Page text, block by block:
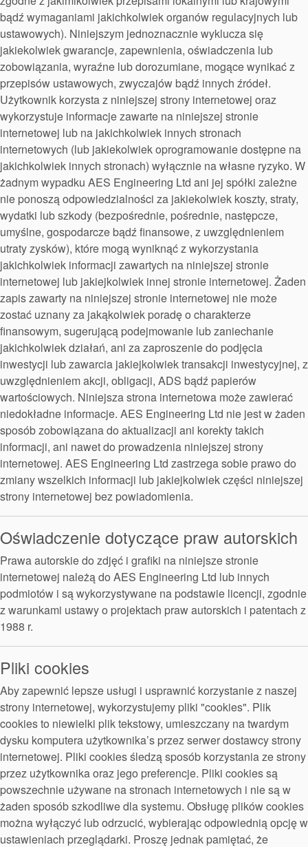
Certyfikaty i standardy
Kontakt
Lokalizacje
Artykuły
Zrównoważonego Rozwoju
Akademia
broszury produktów
bądź wymaganiami jakichkolwiek organów regulacyjnych lub
ustawowych). Niniejszym jednoznacznie wyklucza się
jakiekolwiek gwarancje, zapewnienia, oświadczenia lub
zobowiązania, wyraźne lub dorozumiane, mogące wynikać z
przepisów ustawowych, zwyczajów bądź innych źródeł.
Użytkownik korzysta z niniejszej strony internetowej oraz
wykorzystuje informacje zawarte na niniejszej stronie
internetowej lub na jakichkolwiek innych stronach
internetowych (lub jakiekolwiek oprogramowanie dostępne na
jakichkolwiek innych stronach) wyłącznie na własne ryzyko. W
żadnym wypadku AES Engineering Ltd ani jej spółki zależne
nie ponoszą odpowiedzialności za jakiekolwiek koszty, straty,
wydatki lub szkody (bezpośrednie, pośrednie, następcze,
umyślne, gospodarcze bądź finansowe, z uwzględnieniem
utraty zysków), które mogą wyniknąć z wykorzystania
jakichkolwiek informacji zawartych na niniejszej stronie
internetowej lub jakiejkolwiek innej stronie internetowej. Żaden
zapis zawarty na niniejszej stronie internetowej nie może
zostać uznany za jakąkolwiek poradę o charakterze
finansowym, sugerującą podejmowanie lub zaniechanie
jakichkolwiek działań, ani za zaproszenie do podjęcia
inwestycji lub zawarcia jakiejkolwiek transakcji inwestycyjnej, z
uwzględnieniem akcji, obligacji, ADS bądź papierów
wartościowych. Niniejsza strona internetowa może zawierać
niedokładne informacje. AES Engineering Ltd nie jest w żaden
sposób zobowiązana do aktualizacji ani korekty takich
informacji, ani nawet do prowadzenia niniejszej strony
internetowej. AES Engineering Ltd zastrzega sobie prawo do
zmiany wszelkich informacji lub jakiejkolwiek części niniejszej
strony internetowej bez powiadomienia.
Oświadczenie dotyczące praw autorskich
Prawa autorskie do zdjęć i grafiki na niniejsze stronie
internetowej należą do AES Engineering Ltd lub innych
podmiotów i są wykorzystywane na podstawie licencji, zgodnie
z warunkami ustawy o projektach praw autorskich i patentach z
1988 r.
Pliki cookies
Aby zapewnić lepsze usługi i usprawnić korzystanie z naszej
strony internetowej, wykorzystujemy pliki "cookies". Plik
cookies to niewielki plik tekstowy, umieszczany na twardym
dysku komputera użytkownika’s przez serwer dostawcy strony
internetowej. Pliki cookies śledzą sposób korzystania ze strony
przez użytkownika oraz jego preferencje. Pliki cookies są
powszechnie używane na stronach internetowych i nie są w
żaden sposób szkodliwe dla systemu. Obsługę plików cookies
można wyłączyć lub odrzucić, wybierając odpowiednią opcję w
ustawieniach przeglądarki. Proszę jednak pamiętać, że
Francuska strona internetowa
Niemiecka strona internetowa
Indyjska strona internetowa
Malezyjska strona internetowa
Strona internetowa RPA
Hiszpańska strona internetowa
Szwedzka strona internetowa
Strona internetowa Wielkiej Brytanii .